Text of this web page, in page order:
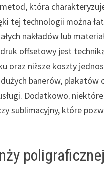
która
tej technologii można
nakładów lub
offsetowy jest
oraz niższe koszty
banerów, plakatów
Dodatkowo,
sublimacyjny, które